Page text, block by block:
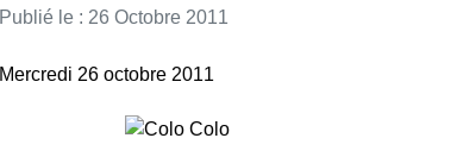
Publié le : 26 Octobre 2011
Mercredi 26 octobre 2011